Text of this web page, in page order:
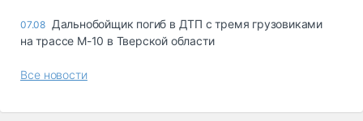
07.08 Дальнобойщик погиб в ДТП с тремя грузовиками
на трассе М-10 в Тверской области
Все новости